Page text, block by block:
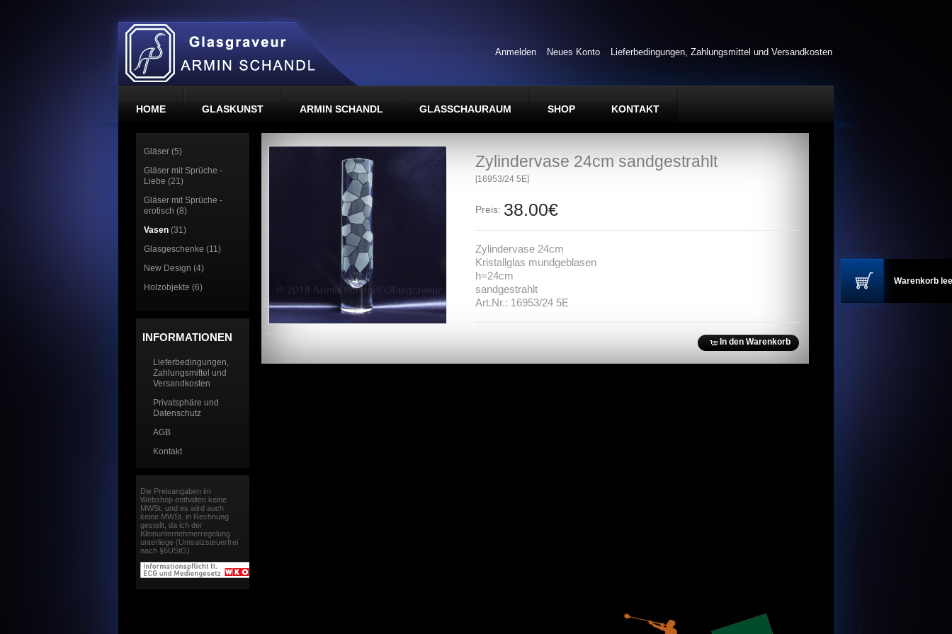
Warenkorb
Anmelden Neues Konto Lieferbedingungen, Zahlungsmittel und Versandkosten
HOME GLASKUNST ARMIN SCHANDL GLASSCHAURAUM SHOP KONTAKT
Zylindervase 24cm sandgestrahlt
[16953/24 5E]
Preis: 38.00€
Zylindervase 24cm
Kristallglas mundgeblasen
h=24cm
sandgestrahlt
Art.Nr.: 16953/24 5E
In den Warenkorb
Gläser (5)
Gläser mit Sprüche -
Liebe (21)
Gläser mit Sprüche -
erotisch (8)
Vasen (31)
Glasgeschenke (11)
New Design (4)
Holzobjekte (6)
INFORMATIONEN
Lieferbedingungen,
Zahlungsmittel und
Versandkosten
Privatsphäre und
Datenschutz
AGB
Kontakt
Die Preisangaben im
Webshop enthalten keine
MWSt. und es wird auch
keine MWSt. in Rechnung
gestellt, da ich der
Kleinunternehmerregelung
unterliege (Umsatzsteuerfrei
nach §6UStG).